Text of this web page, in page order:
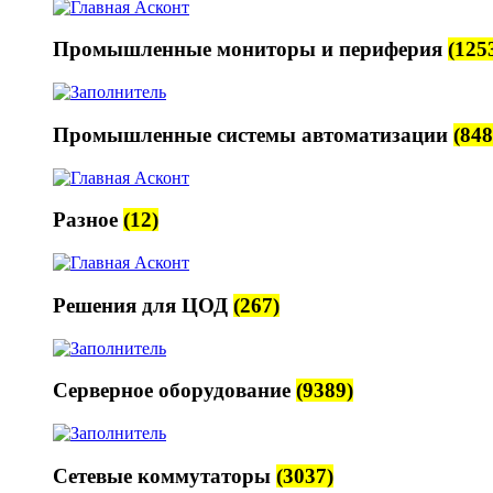
Промышленные мониторы и периферия
Промышленные системы автоматизации
Разное (12)
Решения для ЦОД (267)
Серверное оборудование (9389)
Сетевые коммутаторы (3037)